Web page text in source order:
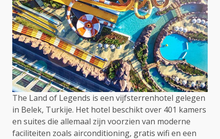
The Land of Legends is een vijfsterrenhotel gelegen
in Belek, Turkije. Het hotel beschikt over 401 kamers
en suites die allemaal zijn voorzien van moderne
faciliteiten zoals airconditioning, gratis wifi en een